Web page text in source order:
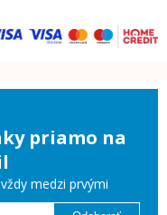
priamo na
medzi prvými